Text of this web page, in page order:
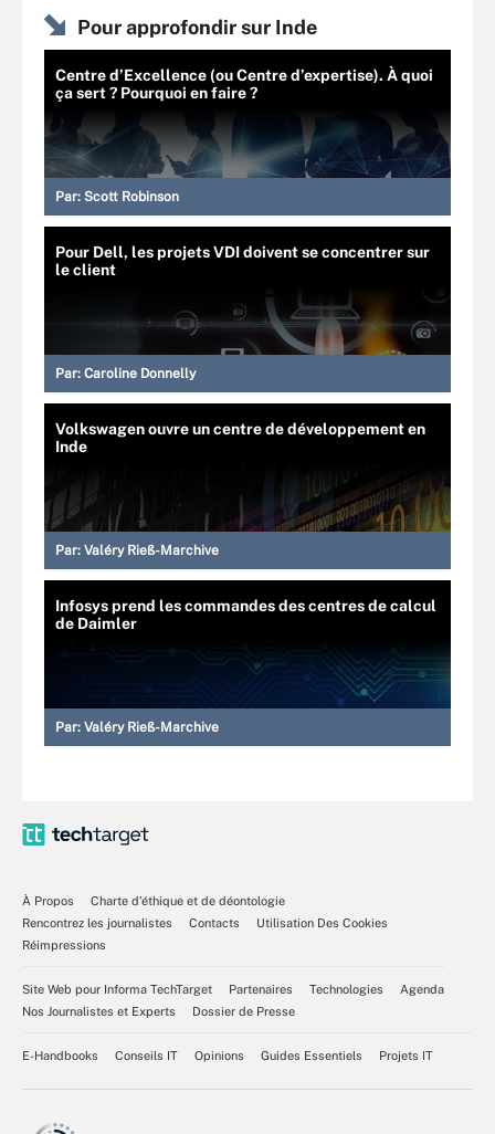
Pour approfondir sur Inde
Centre d’Excellence (ou Centre d’expertise). À quoi
ça sert ? Pourquoi en faire ?
Par: Scott Robinson
Pour Dell, les projets VDI doivent se concentrer sur
le client
Par: Caroline Donnelly
Volkswagen ouvre un centre de développement en
Inde
Par: Valéry Rieß-Marchive
Infosys prend les commandes des centres de calcul
de Daimler
Par: Valéry Rieß-Marchive
À Propos
Charte d’éthique et de déontologie
Rencontrez les journalistes
Contacts
Utilisation Des Cookies
Réimpressions
Site Web pour Informa TechTarget Partenaires Technologies
Agenda
Nos Journalistes et Experts
Dossier de Presse
E-Handbooks Conseils IT Opinions Guides Essentiels Projets IT